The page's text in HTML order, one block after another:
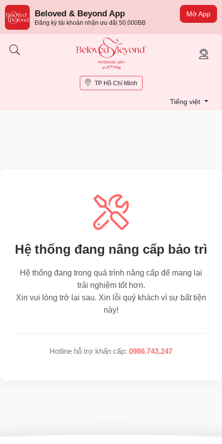
Mở App
Beloved & Beyond App
Đăng ký tài khoản nhận ưu đãi 50.000BB
TP Hồ Chí Minh
Tiếng việt
Hệ thống đang nâng cấp bảo trì
Hệ thống đang trong quá trình nâng cấp để mang lại
trải nghiệm tốt hơn.
Xin vui lòng trở lại sau. Xin lỗi quý khách vì sự bất tiện
này!
Hotline hỗ trợ khẩn cấp: 0986.743.247